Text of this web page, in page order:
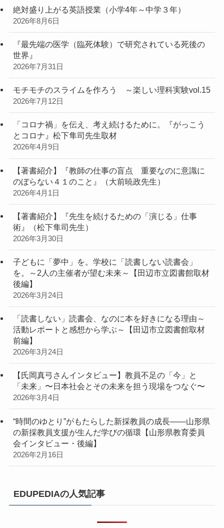
絶対盛り上がる英語授業（小学4年～中学３年）
2026年8月6日
『最先端の医学（臨死体験）で研究されている死後の
世界』
2026年7月31日
モチモチのスライムを作ろう ～楽しい理科実験vol.15
2026年7月12日
「コロナ禍」を伝え、考え続けるために。『がっこう
とコロナ』松下隼司先生取材
2026年4月9日
【著書紹介】『教師の仕事の盲点 重要なのに意識に
のぼらない４１のこと』（大前暁政先生）
2026年4月1日
【著書紹介】『先生を続けるための「演じる」仕事
術』（松下隼司先生）
2026年3月30日
子どもに「夢中」を。学校に「読書しない読書会」
を。～2人の主催者が望む未来～【田辺市立図書館取材
後編】
2026年3月24日
「読書しない」読書会、なのに本を好きになる理由～
活動レポートと感想から学ぶ～【田辺市立図書館取材
前編】
2026年3月24日
【氏岡真弓さんインタビュー】教員不足の「今」と
「未来」〜日本社会とその未来を担う現場をつなぐ〜
2026年3月4日
“時間のゆとり”がもたらした新採教員の成長――山形県
の新採教員支援が生んだ学びの循環【山形県教育委員
会インタビュー・後編】
2026年2月16日
EDUPEDIAの人気記事